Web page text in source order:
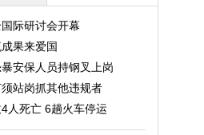
际研讨会开幕
果来爱国
安保人员持钢叉上岗
站岗抓其他违规者
人死亡 6趟火车停运